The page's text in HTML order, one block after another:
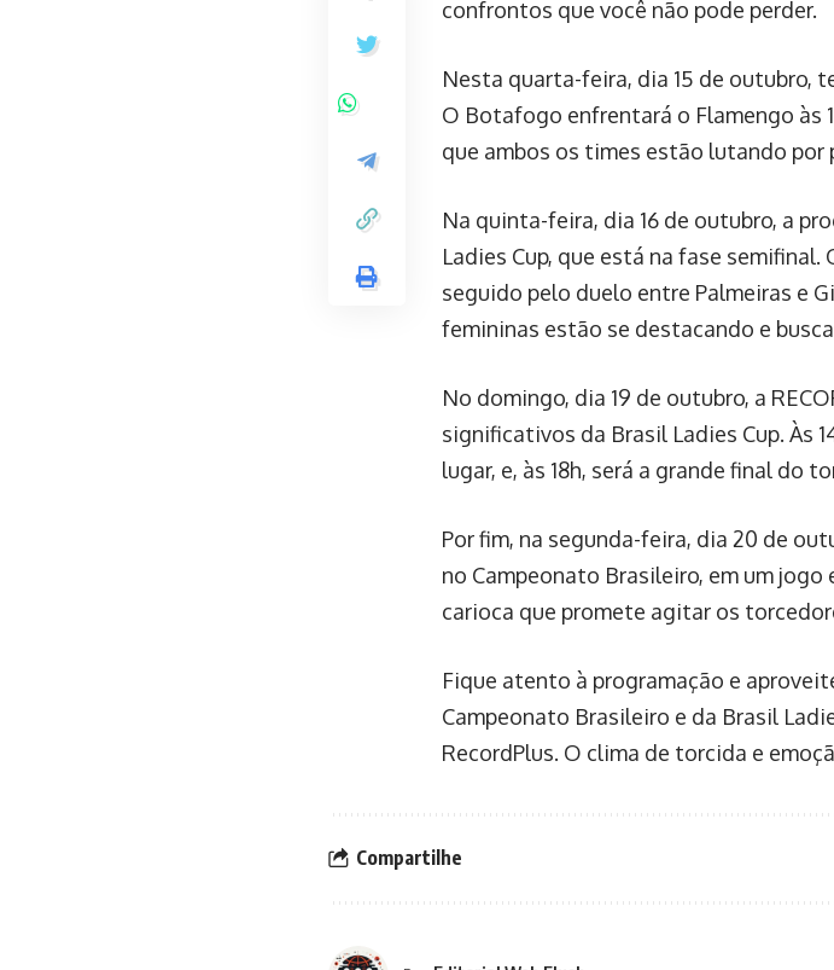
confrontos que você não pode perder.
Nesta quarta-feira, dia 15 de outubro,
O Botafogo enfrentará o Flamengo às
que ambos os times estão lutando
Na quinta-feira, dia 16 de outubro, a
Ladies Cup, que está na fase semifinal.
seguido pelo duelo entre Palmeiras e
femininas estão se destacando e
No domingo, dia 19 de outubro, a
significativos da Brasil Ladies Cup. Às
lugar, e, às 18h, será a grande final do
Por fim, na segunda-feira, dia 20 de
no Campeonato Brasileiro, em um jogo
carioca que promete agitar os
Fique atento à programação e
Campeonato Brasileiro e da Brasil
RecordPlus. O clima de torcida e
Compartilhe